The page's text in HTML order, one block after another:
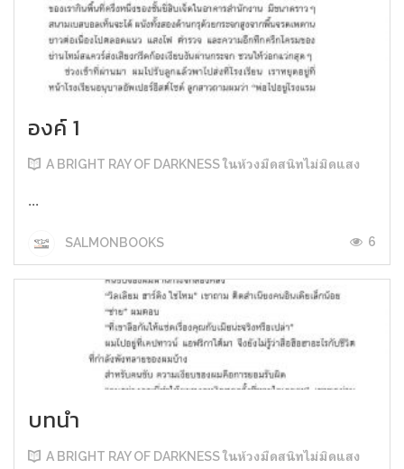
องค์ 1
A BRIGHT RAY OF DARKNESS ในห้วงมืดสนิทไม่มิดแสง
...
SALMONBOOKS 6
บทนำ
A BRIGHT RAY OF DARKNESS ในห้วงมืดสนิทไม่มิดแสง